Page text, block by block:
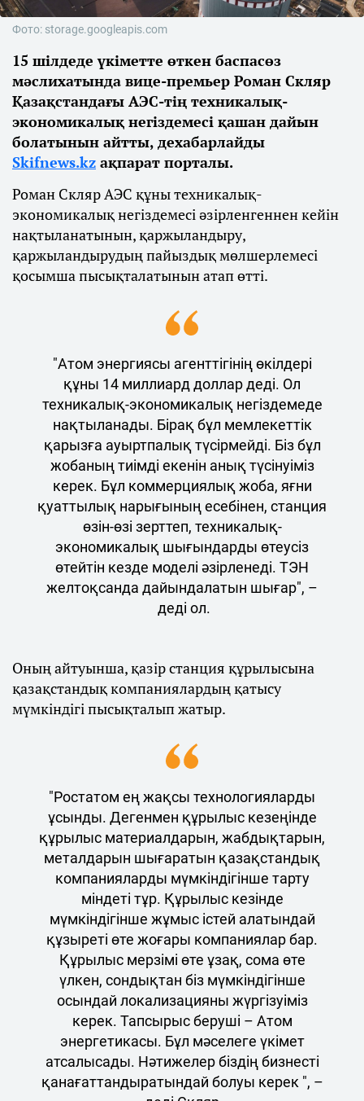
Фото: storage.googleapis.com
15 шілдеде үкіметте өткен баспасөз
мәслихатында вице-премьер Роман Скляр
Қазақстандағы АЭС-тің техникалық-
экономикалық негіздемесі қашан дайын
болатынын айтты, дехабарлайды
Skifnews.kz ақпарат порталы.
Роман Скляр АЭС құны техникалық-
экономикалық негіздемесі әзірленгеннен кейін
нақтыланатынын, қаржыландыру,
қаржыландырудың пайыздық мөлшерлемесі
қосымша пысықталатынын атап өтті.
"Атом энергиясы агенттігінің өкілдері
құны 14 миллиард доллар деді. Ол
техникалық-экономикалық негіздемеде
нақтыланады. Бірақ бұл мемлекеттік
қарызға ауыртпалық түсірмейді. Біз бұл
жобаның тиімді екенін анық түсінуіміз
керек. Бұл коммерциялық жоба, яғни
қуаттылық нарығының есебінен, станция
өзін-өзі зерттеп, техникалық-
экономикалық шығындарды өтеусіз
өтейтін кезде моделі әзірленеді. ТЭН
желтоқсанда дайындалатын шығар", –
деді ол.
Оның айтуынша, қазір станция құрылысына
қазақстандық компаниялардың қатысу
мүмкіндігі пысықталып жатыр.
"Ростатом ең жақсы технологияларды
ұсынды. Дегенмен құрылыс кезеңінде
құрылыс материалдарын, жабдықтарын,
металдарын шығаратын қазақстандық
компанияларды мүмкіндігінше тарту
міндеті тұр. Құрылыс кезінде
мүмкіндігінше жұмыс істей алатындай
құзыреті өте жоғары компаниялар бар.
Құрылыс мерзімі өте ұзақ, сома өте
үлкен, сондықтан біз мүмкіндігінше
осындай локализацияны жүргізуіміз
керек. Тапсырыс беруші – Атом
энергетикасы. Бұл мәселеге үкімет
атсалысады. Нәтижелер біздің бизнесті
қанағаттандыратындай болуы керек ", –